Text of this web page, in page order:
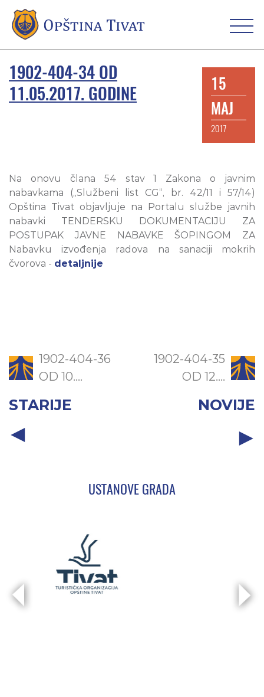
1902-404-34 OD
11.05.2017. GODINE
15
MAJ
2017
Na onovu člana 54 stav 1 Zakona o javnim
nabavkama („Službeni list CG“, br. 42/11 i 57/14)
Opština Tivat objavljuje na Portalu službe javnih
nabavki TENDERSKU DOKUMENTACIJU ZA
POSTUPAK JAVNE NABAVKE ŠOPINGOM ZA
Nabavku izvođenja radova na sanaciji mokrih
čvorova - detaljnije
1902-404-36
OD 10....
STARIJE
1902-404-35
OD 12....
NOVIJE
USTANOVE GRADA